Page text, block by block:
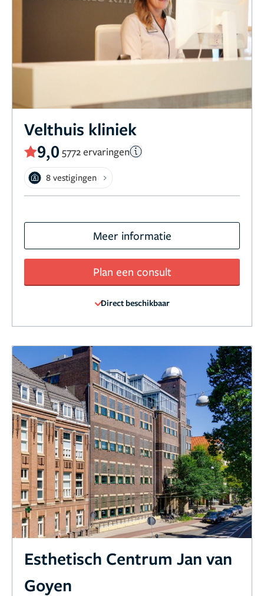
Velthuis kliniek
9,0 5772 ervaringen
8 vestigingen
Meer informatie
Plan een consult
Direct beschikbaar
Esthetisch Centrum Jan van
Goyen